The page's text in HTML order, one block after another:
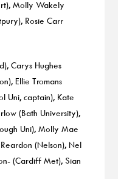
Molly Wakely
Rosie Carr
Carys Hughes
Ellie Tromans
Uni, captain), Kate
(Bath University),
Uni), Molly Mae
(Nelson), Nel
(Cardiff Met), Sian